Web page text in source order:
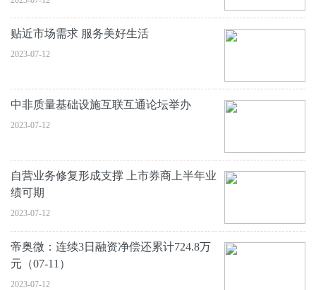
贴近市场需求 服务美好生活
2023-07-12
中非质量基础设施互联互通论坛举办
2023-07-12
自营业务修复形成支撑 上市券商上半年业
绩可期
2023-07-12
帝奥微：连续3日融资净偿还累计724.8万
元（07-11）
2023-07-12